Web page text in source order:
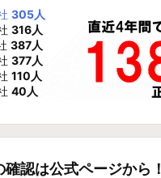
305人
316人
387人
377人
110人
40人
確認は公式ページから！